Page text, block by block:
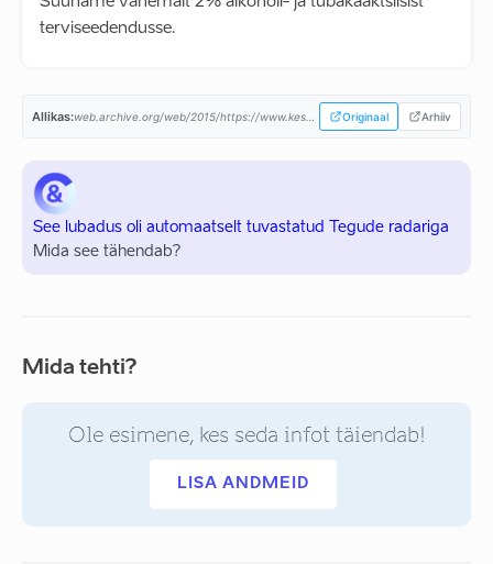
terviseedendusse.
Allikas: Originaal Arhiiv
See lubadus oli automaatselt tuvastatud Tegude radariga
Mida see tähendab?
Mida tehti?
Ole esimene, kes seda infot täiendab!
LISA ANDMEID